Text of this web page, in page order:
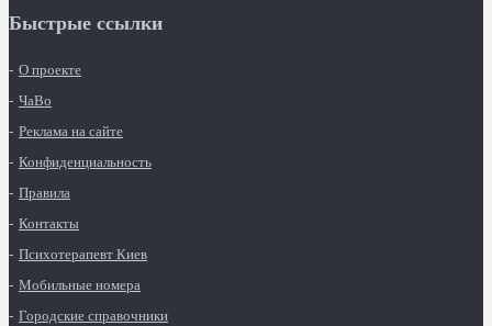
Быстрые ссылки
О проекте
ЧаВо
Реклама на сайте
Конфиденциальность
Правила
Контакты
Психотерапевт Киев
Мобильные номера
Городские справочники